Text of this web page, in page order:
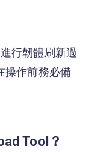
行韌體刷新過
操作前務必備
Tool？